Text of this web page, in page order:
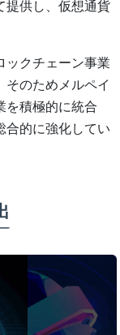
提供し、仮想通貨
ックチェーン事業
そのためメルペイ
を積極的に統合
合的に強化してい